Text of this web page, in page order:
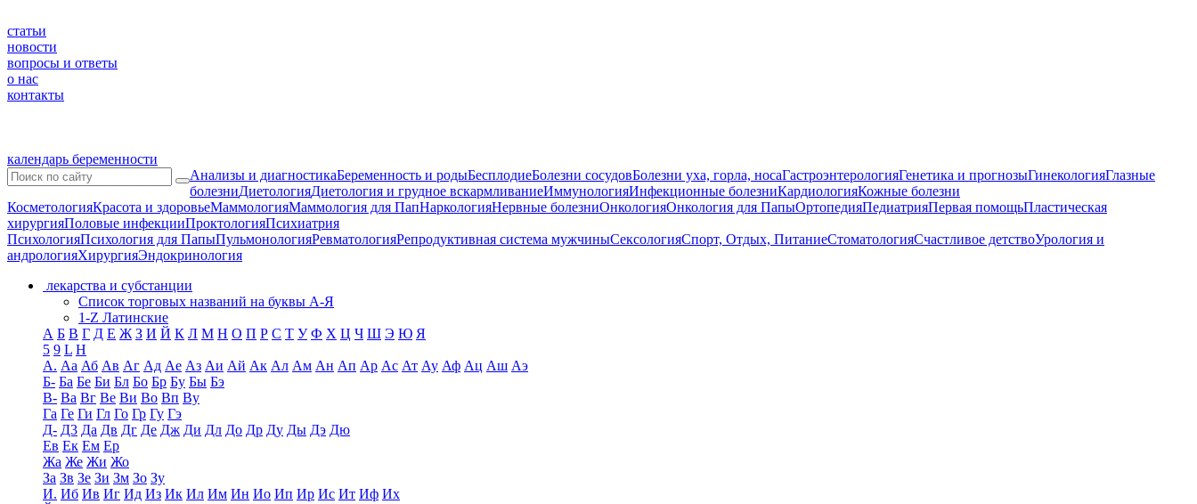
статьи
новости
вопросы и ответы
о нас
контакты
календарь беременности
Анализы и диагностикаБеременность и родыБесплодиеБолезни сосудовБолезни уха, горла, носаГастроэнтерологияГенетика и прогнозыГинекологияГлазные
болезниДиетологияДиетология и грудное вскармливаниеИммунологияИнфекционные болезниКардиологияКожные болезни
КосметологияКрасота и здоровьеМаммологияМаммология для ПапНаркологияНервные болезниОнкологияОнкология для ПапыОртопедияПедиатрияПервая помощьПластическая
хирургияПоловые инфекцииПроктологияПсихиатрия
ПсихологияПсихология для ПапыПульмонологияРевматологияРепродуктивная система мужчиныСексологияСпорт, Отдых, ПитаниеСтоматологияСчастливое детствоУрология и
андрологияХирургияЭндокринология
лекарства и субстанции
Список торговых названий на буквы А-Я
1-Z Латинские
А Б В Г Д Е Ж З И Й К Л М Н О П Р С Т У Ф Х Ц Ч Ш Э Ю Я
5 9 L H
А. Аа Аб Ав Аг Ад Ае Аз Аи Ай Ак Ал Ам Ан Ап Ар Ас Ат Ау Аф Ац Аш Аэ
Б- Ба Бе Би Бл Бо Бр Бу Бы Бэ
В- Ва Вг Ве Ви Во Вп Ву
Га Ге Ги Гл Го Гр Гу Гэ
Д- Д3 Да Дв Дг Де Дж Ди Дл До Др Ду Ды Дэ Дю
Ев Ек Ем Ер
Жа Же Жи Жо
За Зв Зе Зи Зм Зо Зу
И. Иб Ив Иг Ид Из Ик Ил Им Ин Ио Ип Ир Ис Ит Иф Их